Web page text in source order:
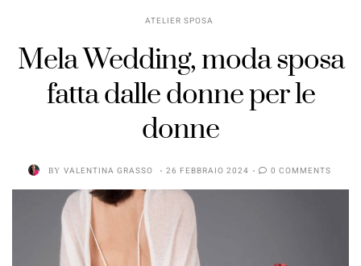
ATELIER SPOSA
Mela Wedding, moda sposa
fatta dalle donne per le
donne
BY VALENTINA GRASSO 26 FEBBRAIO 2024 0 COMMENTS